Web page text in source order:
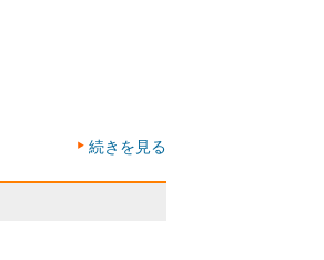
続きを見る